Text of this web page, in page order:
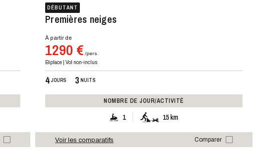
DÉBUTANT
Premières neiges
À partir de
1290 € /pers.
Biplace | Vol non-inclus
4 JOURS 3 NUITS
NOMBRE DE JOUR/ACTIVITÉ
1 15 km
Voir les comparatifs Comparer